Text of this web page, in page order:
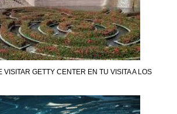
GETTY CENTER EN TU VISITA A LOS